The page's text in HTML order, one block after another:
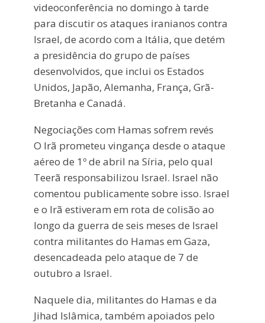
videoconferência no domingo à tarde
para discutir os ataques iranianos contra
Israel, de acordo com a Itália, que detém
a presidência do grupo de países
desenvolvidos, que inclui os Estados
Unidos, Japão, Alemanha, França, Grã-
Bretanha e Canadá.
Negociações com Hamas sofrem revés
O Irã prometeu vingança desde o ataque
aéreo de 1º de abril na Síria, pelo qual
Teerã responsabilizou Israel. Israel não
comentou publicamente sobre isso. Israel
e o Irã estiveram em rota de colisão ao
longo da guerra de seis meses de Israel
contra militantes do Hamas em Gaza,
desencadeada pelo ataque de 7 de
outubro a Israel.
Naquele dia, militantes do Hamas e da
Jihad Islâmica, também apoiados pelo